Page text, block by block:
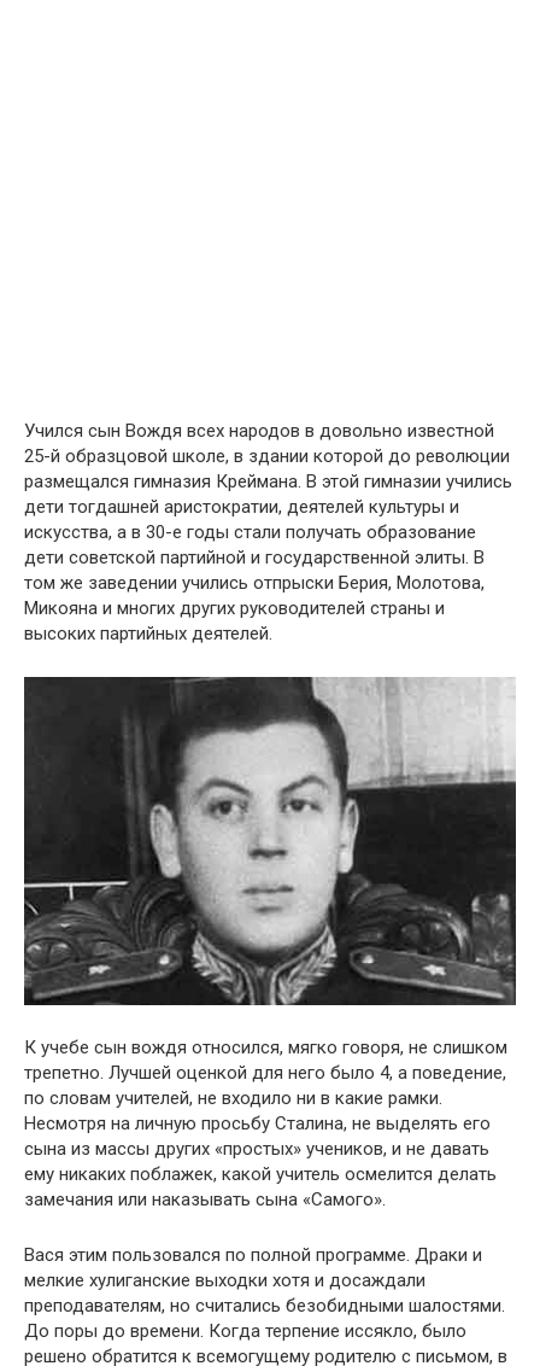
Учился сын Вождя всех народов в довольно известной
25-й образцовой школе, в здании которой до революции
размещался гимназия Креймана. В этой гимназии учились
дети тогдашней аристократии, деятелей культуры и
искусства, а в 30-е годы стали получать образование
дети советской партийной и государственной элиты. В
том же заведении учились отпрыски Берия, Молотова,
Микояна и многих других руководителей страны и
высоких партийных деятелей.
К учебе сын вождя относился, мягко говоря, не слишком
трепетно. Лучшей оценкой для него было 4, а поведение,
по словам учителей, не входило ни в какие рамки.
Несмотря на личную просьбу Сталина, не выделять его
сына из массы других «простых» учеников, и не давать
ему никаких поблажек, какой учитель осмелится делать
замечания или наказывать сына «Самого».
Вася этим пользовался по полной программе. Драки и
мелкие хулиганские выходки хотя и досаждали
преподавателям, но считались безобидными шалостями.
До поры до времени. Когда терпение иссякло, было
решено обратится к всемогущему родителю с письмом, в